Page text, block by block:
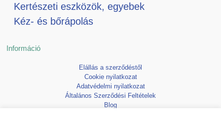
Kertészeti eszközök, egyebek
Kéz- és bőrápolás
Információ
Elállás a szerződéstől
Cookie nyilatkozat
Adatvédelmi nyilatkozat
Általános Szerződési Feltételek
Blog